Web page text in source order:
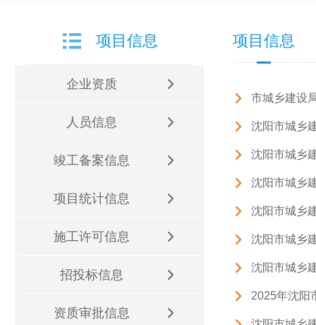
项目信息
企业资质
人员信息
竣工备案信息
项目统计信息
施工许可信息
招投标信息
资质审批信息
项目信息
市城乡建设
沈阳市城乡
沈阳市城乡
沈阳市城乡
沈阳市城乡
沈阳市城乡
沈阳市城乡
2025年沈阳